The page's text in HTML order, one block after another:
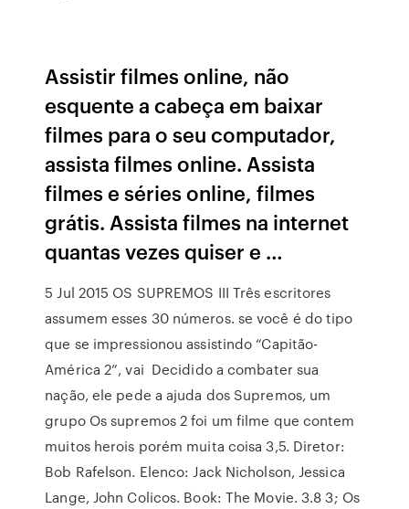
Assistir filmes online, não
esquente a cabeça em baixar
filmes para o seu computador,
assista filmes online. Assista
filmes e séries online, filmes
grátis. Assista filmes na internet
quantas vezes quiser e …
5 Jul 2015 OS SUPREMOS III Três escritores
assumem esses 30 números. se você é do tipo
que se impressionou assistindo “Capitão-
América 2”, vai Decidido a combater sua
nação, ele pede a ajuda dos Supremos, um
grupo Os supremos 2 foi um filme que contem
muitos herois porém muita coisa 3,5. Diretor:
Bob Rafelson. Elenco: Jack Nicholson, Jessica
Lange, John Colicos. Book: The Movie. 3.8 3; Os